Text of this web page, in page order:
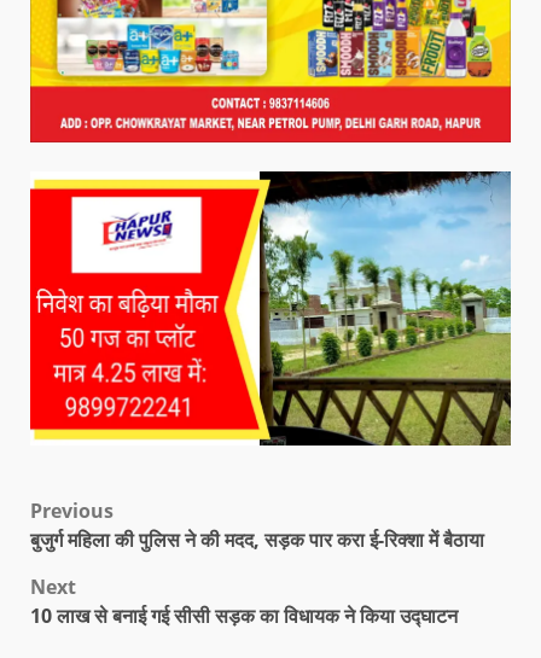
Previous
बुजुर्ग महिला की पुलिस ने की मदद, सड़क पार करा ई-रिक्शा में बैठाया
Next
10 लाख से बनाई गई सीसी सड़क का विधायक ने किया उद्घाटन